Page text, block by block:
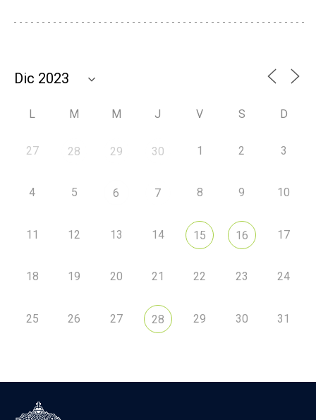
L M M J V S D
27 28 29 30 1 2 3
4 5 6 7 8 9 10
11 12 13 14 15 16 17
18 19 20 21 22 23 24
25 26 27 28 29 30 31